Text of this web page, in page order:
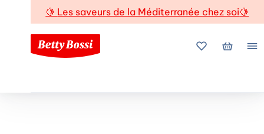
🍋 Les saveurs de la Méditerranée chez soi🍋
Mes favoris
Mon